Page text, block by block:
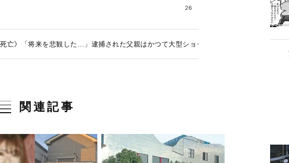
26
死亡》「将来を悲観した…」逮捕された父親はかつて大型ショッピングセンターの元名
関連記事